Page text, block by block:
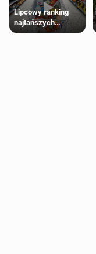
Lipcowy ranking
najtańszych
supermarketów